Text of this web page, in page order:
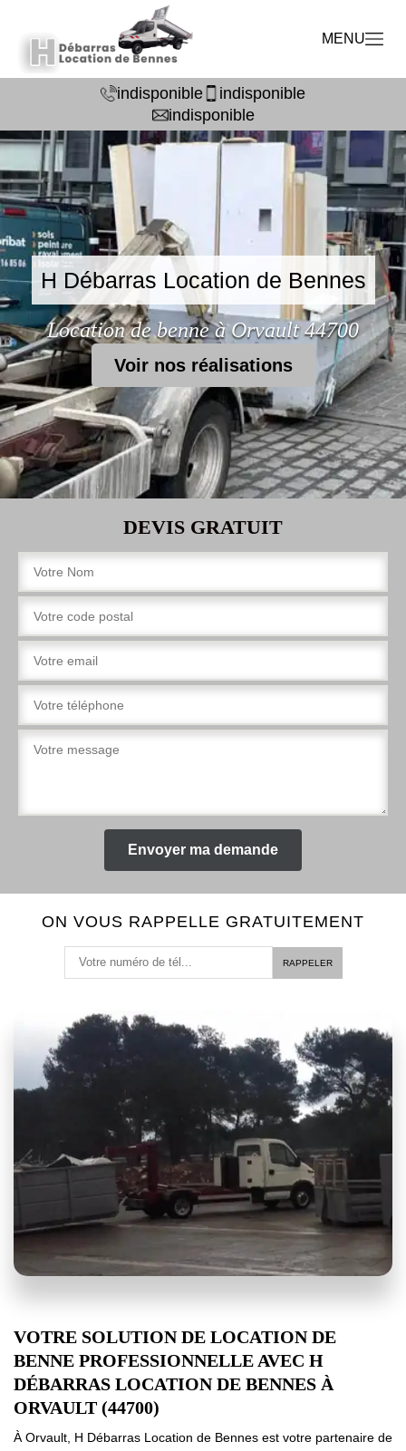
MENU
indisponible
indisponible
indisponible
H Débarras Location de Bennes
Location de benne à Orvault 44700
Voir nos réalisations
DEVIS GRATUIT
ON VOUS RAPPELLE GRATUITEMENT
VOTRE SOLUTION DE LOCATION DE
BENNE PROFESSIONNELLE AVEC H
DÉBARRAS LOCATION DE BENNES À
ORVAULT (44700)
À Orvault, H Débarras Location de Bennes est votre partenaire de